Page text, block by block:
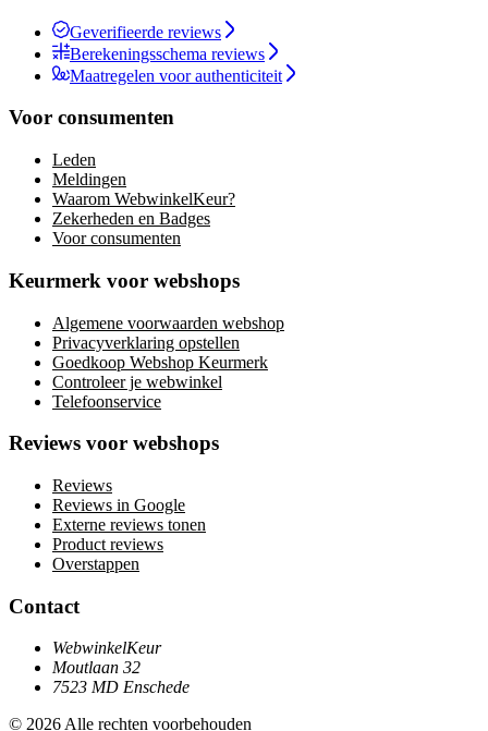
Geverifieerde reviews
Berekeningsschema reviews
Maatregelen voor authenticiteit
Voor consumenten
Leden
Meldingen
Waarom WebwinkelKeur?
Zekerheden en Badges
Voor consumenten
Keurmerk voor webshops
Algemene voorwaarden webshop
Privacyverklaring opstellen
Goedkoop Webshop Keurmerk
Controleer je webwinkel
Telefoonservice
Reviews voor webshops
Reviews
Reviews in Google
Externe reviews tonen
Product reviews
Overstappen
Contact
WebwinkelKeur
Moutlaan 32
7523 MD Enschede
© 2026 Alle rechten voorbehouden